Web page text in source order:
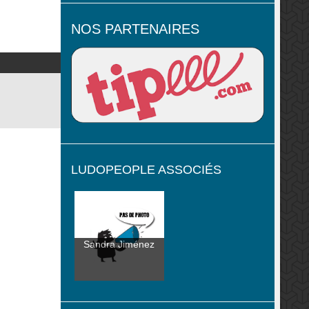
NOS PARTENAIRES
LUDOPEOPLE ASSOCIÉS
Sandra Jiménez